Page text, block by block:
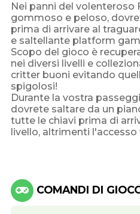
Nei panni del volenteroso
gommoso e peloso,
prima di arrivare al
e saltellante platform
Scopo del gioco è
nei diversi livelli e
critter buoni evitando
spigolosi!
Durante la vostra
dovrete saltare da un
tutte le chiavi prima di
livello, altrimenti l'accesso
COMANDI DI